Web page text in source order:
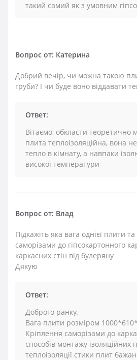
такий самий як з умовним
Вопрос от: Катерина
Добрий вечір, чи можна такою
груби? І чи буде воно віддавати
Ответ:
Вітаємо, обкласти теоретично
плита теплоізоляційна, вона
тепло в кімнату, а навпаки
високої температури
Вопрос от: Влад
Підкажіть яка вага однієї плити
саморізами до гіпсокартонного
каркасних стін від булеряну
Дякую
Ответ:
Доброго ранку.
Вага плити розміром
Кріплення саморізами до
способів монтажу ізоляційних
теплоізоляції стики плит